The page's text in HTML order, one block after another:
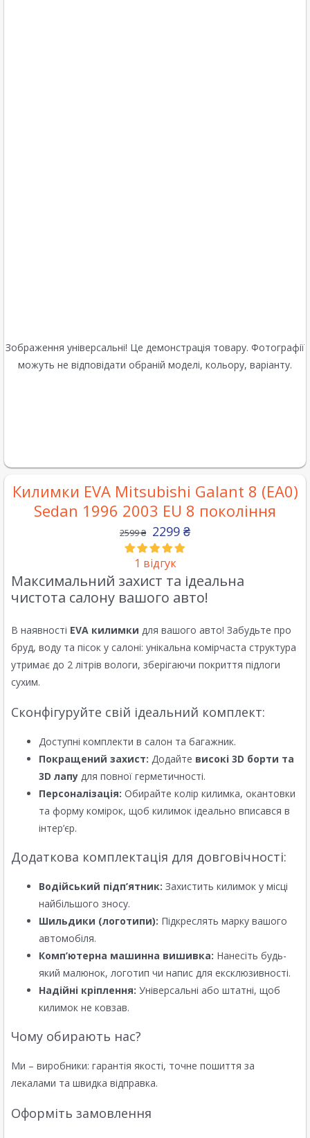
Зображення універсальні! Це демонстрація товару. Фотографії
можуть не відповідати обраній моделі, кольору, варіанту.
Килимки EVA Mitsubishi Galant 8 (EA0)
Sedan 1996 2003 EU 8 покоління
2599₴ 2299 ₴
1 відгук
Максимальний захист та ідеальна
чистота салону вашого авто!
В наявності EVA килимки для вашого авто! Забудьте про
бруд, воду та пісок у салоні: унікальна комірчаста структура
утримає до 2 літрів вологи, зберігаючи покриття підлоги
сухим.
Сконфігуруйте свій ідеальний комплект:
Доступні комплекти в салон та багажник.
Покращений захист: Додайте високі 3D борти та
3D лапу для повної герметичності.
Персоналізація: Обирайте колір килимка, окантовки
та форму комірок, щоб килимок ідеально вписався в
інтер’єр.
Додаткова комплектація для довговічності:
Водійський підп’ятник: Захистить килимок у місці
найбільшого зносу.
Шильдики (логотипи): Підкреслять марку вашого
автомобіля.
Комп’ютерна машинна вишивка: Нанесіть будь-
який малюнок, логотип чи напис для ексклюзивності.
Надійні кріплення: Універсальні або штатні, щоб
килимок не ковзав.
Чому обирають нас?
Ми – виробники: гарантія якості, точне пошиття за
лекалами та швидка відправка.
Оформіть замовлення